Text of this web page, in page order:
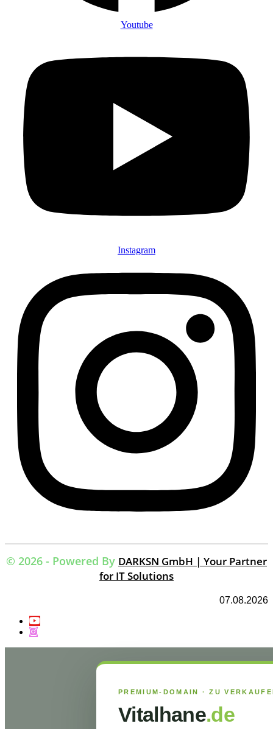
Youtube
Instagram
© 2026 - Powered By DARKSN GmbH | Your Partner
for IT Solutions
07.08.2026
PREMIUM-DOMAIN · ZU
Vitalhane.de